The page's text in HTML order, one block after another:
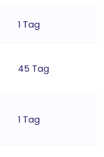
1 Tag
45 Tag
1 Tag